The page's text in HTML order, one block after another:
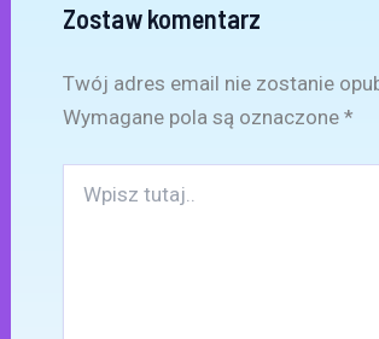
Zostaw komentarz
Twój adres email nie zostanie
Wymagane pola są oznaczone *
tutaj..